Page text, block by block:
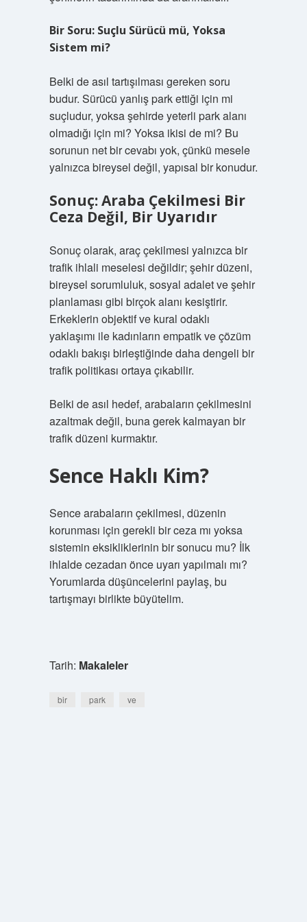
Bir Soru: Suçlu Sürücü mü, Yoksa
Sistem mi?
Belki de asıl tartışılması gereken soru
budur. Sürücü yanlış park ettiği için mi
suçludur, yoksa şehirde yeterli park alanı
olmadığı için mi? Yoksa ikisi de mi? Bu
sorunun net bir cevabı yok, çünkü mesele
yalnızca bireysel değil, yapısal bir konudur.
Sonuç: Araba Çekilmesi Bir
Ceza Değil, Bir Uyarıdır
Sonuç olarak, araç çekilmesi yalnızca bir
trafik ihlali meselesi değildir; şehir düzeni,
bireysel sorumluluk, sosyal adalet ve şehir
planlaması gibi birçok alanı kesiştirir.
Erkeklerin objektif ve kural odaklı
yaklaşımı ile kadınların empatik ve çözüm
odaklı bakışı birleştiğinde daha dengeli bir
trafik politikası ortaya çıkabilir.
Belki de asıl hedef, arabaların çekilmesini
azaltmak değil, buna gerek kalmayan bir
trafik düzeni kurmaktır.
Sence Haklı Kim?
Sence arabaların çekilmesi, düzenin
korunması için gerekli bir ceza mı yoksa
sistemin eksikliklerinin bir sonucu mu? İlk
ihlalde cezadan önce uyarı yapılmalı mı?
Yorumlarda düşüncelerini paylaş, bu
tartışmayı birlikte büyütelim.
Tarih: Makaleler
bir park ve